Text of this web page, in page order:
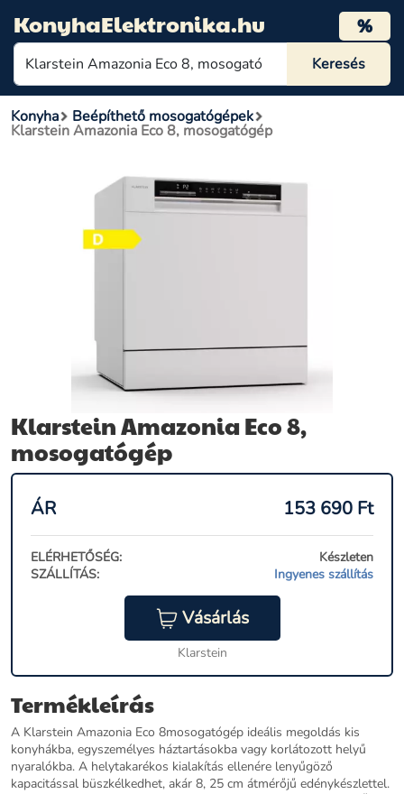
KonyhaElektronika.hu %
Konyha Beépíthető mosogatógépek
Klarstein Amazonia Eco 8, mosogatógép
Klarstein Amazonia Eco 8,
mosogatógép
ÁR 153 690 Ft
ELÉRHETŐSÉG:
Készleten
SZÁLLÍTÁS:
Ingyenes szállítás
Vásárlás
Klarstein
Termékleírás
A Klarstein Amazonia Eco 8mosogatógép ideális megoldás kis
konyhákba, egyszemélyes háztartásokba vagy korlátozott helyű
nyaralókba. A helytakarékos kialakítás ellenére lenyűgöző
kapacitással büszkélkedhet, akár 8, 25 cm átmérőjű edénykészlettel.